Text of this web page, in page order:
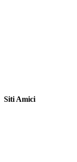
Siti Amici